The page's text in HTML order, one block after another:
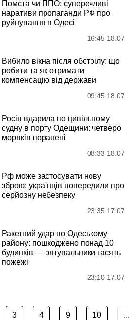
Помста чи ППО: суперечливі
наративи пропаганди РФ про
руйнування в Одесі
16:45 18.07
Вибило вікна після обстрілу: що
робити та як отримати
компенсацію від держави
09:45 18.07
Росія вдарила по цивільному
судну в порту Одещини: четверо
моряків поранені
08:33 18.07
Рф може застосувати нову
зброю: українців попередили про
серйозну небезпеку
23:35 17.07
Ракетний удар по Одеському
району: пошкоджено понад 10
будинків — рятувальники гасять
пожежі
23:10 17.07
3 4 9 10 ...